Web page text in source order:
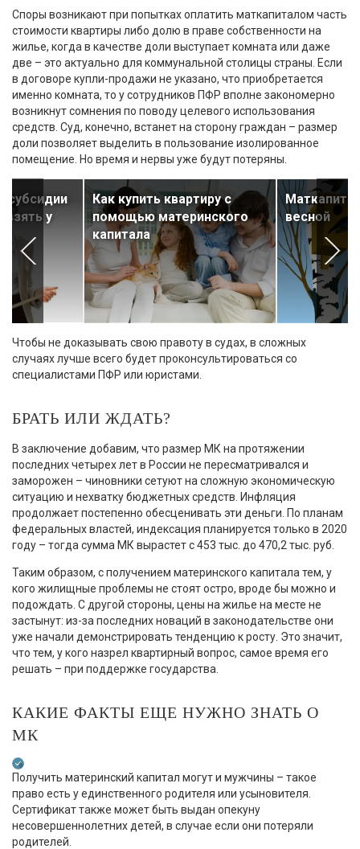
Споры возникают при попытках оплатить маткапиталом часть
стоимости квартиры либо долю в праве собственности на
жилье, когда в качестве доли выступает комната или даже
две – это актуально для коммунальной столицы страны. Если
в договоре купли-продажи не указано, что приобретается
именно комната, то у сотрудников ПФР вполне закономерно
возникнут сомнения по поводу целевого использования
средств. Суд, конечно, встанет на сторону граждан – размер
доли позволяет выделить в пользование изолированное
помещение. Но время и нервы уже будут потеряны.
субсидии
взять у
Как купить квартиру с
помощью материнского
капитала
весной
Чтобы не доказывать свою правоту в судах, в сложных
случаях лучше всего будет проконсультироваться со
специалистами ПФР или юристами.
БРАТЬ ИЛИ ЖДАТЬ?
В заключение добавим, что размер МК на протяжении
последних четырех лет в России не пересматривался и
заморожен – чиновники сетуют на сложную экономическую
ситуацию и нехватку бюджетных средств. Инфляция
продолжает постепенно обесценивать эти деньги. По планам
федеральных властей, индексация планируется только в 2020
году – тогда сумма МК вырастет с 453 тыс. до 470,2 тыс. руб.
Таким образом, с получением материнского капитала тем, у
кого жилищные проблемы не стоят остро, вроде бы можно и
подождать. С другой стороны, цены на жилье на месте не
застынут: из-за последних новаций в законодательстве они
уже начали демонстрировать тенденцию к росту. Это значит,
что тем, у кого назрел квартирный вопрос, самое время его
решать – при поддержке государства.
КАКИЕ ФАКТЫ ЕЩЕ НУЖНО ЗНАТЬ О
МК
Получить материнский капитал могут и мужчины – такое
право есть у единственного родителя или усыновителя.
Сертификат также может быть выдан опекуну
несовершеннолетних детей, в случае если они потеряли
родителей.